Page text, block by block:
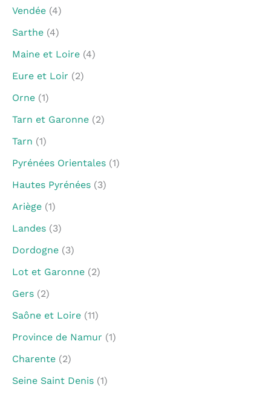
Vendée (4)
Sarthe (4)
Maine et Loire (4)
Eure et Loir (2)
Orne (1)
Tarn et Garonne (2)
Tarn (1)
Pyrénées Orientales (1)
Hautes Pyrénées (3)
Ariège (1)
Landes (3)
Dordogne (3)
Lot et Garonne (2)
Gers (2)
Saône et Loire (11)
Province de Namur (1)
Charente (2)
Seine Saint Denis (1)